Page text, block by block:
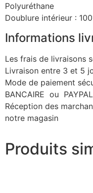
Polyuréthane
Doublure intérieur :
Informations
Les frais de livraisons
Livraison entre 3 et 5
Mode de paiement
BANCAIRE ou PAYPAL
Réception des
notre magasin
Produits